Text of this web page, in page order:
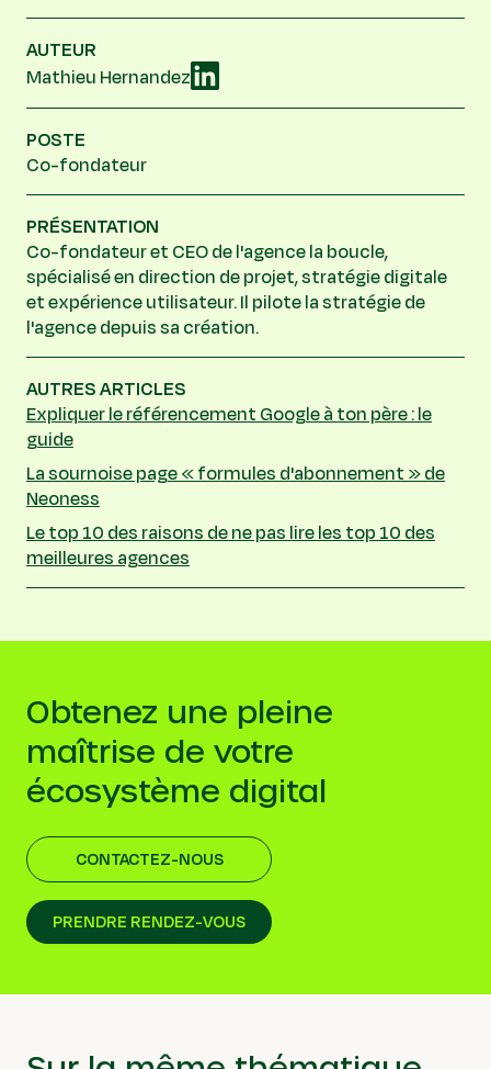
AUTEUR
Mathieu Hernandez
POSTE
Co-fondateur
PRÉSENTATION
Co-fondateur et CEO de l'agence la boucle,
spécialisé en direction de projet, stratégie digitale
et expérience utilisateur. Il pilote la stratégie de
l'agence depuis sa création.
AUTRES ARTICLES
Expliquer le référencement Google à ton père : le
guide
La sournoise page « formules d'abonnement » de
Neoness
Le top 10 des raisons de ne pas lire les top 10 des
meilleures agences
Obtenez une pleine
maîtrise de votre
écosystème digital
CONTACTEZ-NOUS
PRENDRE RENDEZ-VOUS